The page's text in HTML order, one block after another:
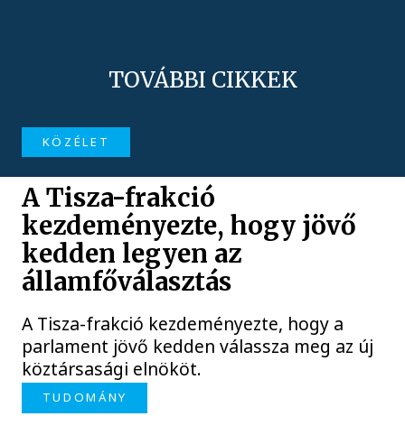
TOVÁBBI CIKKEK
KÖZÉLET
A Tisza-frakció
kezdeményezte, hogy jövő
kedden legyen az
államfőválasztás
A Tisza-frakció kezdeményezte, hogy a
parlament jövő kedden válassza meg az új
köztársasági elnököt.
TUDOMÁNY